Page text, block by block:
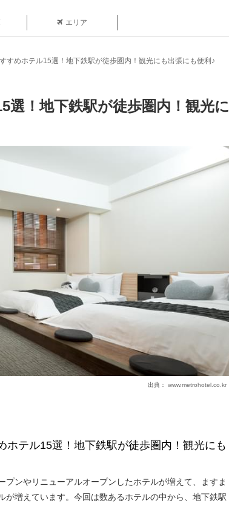
エリア
すめホテル15選！地下鉄駅が徒歩圏内！観光にも出張にも便利♪
！地下鉄駅が徒歩圏内！観光に
出典： www.metrohotel.co.kr
ホテル15選！地下鉄駅が徒歩圏内！観光にも
プンやリニューアルオープンしたホテルが増えて、ますま
が増えています。今回は数あるホテルの中から、地下鉄駅